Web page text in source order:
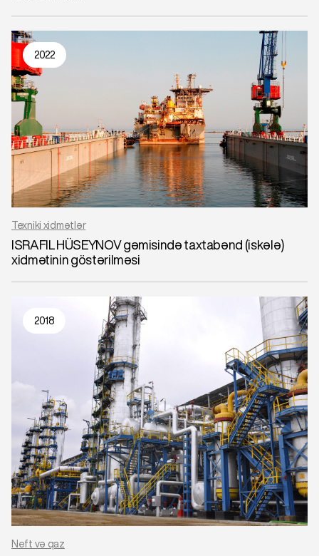
2022
Texniki xidmətlər
ISRAFIL HÜSEYNOV gəmisində taxtabənd (iskələ)
xidmətinin göstərilməsi
2018
Neft və qaz